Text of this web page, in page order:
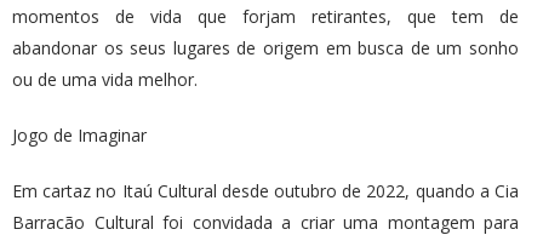
momentos de vida que forjam retirantes, que tem de
abandonar os seus lugares de origem em busca de um sonho
ou de uma vida melhor.
Jogo de Imaginar
Em cartaz no Itaú Cultural desde outubro de 2022, quando a Cia
Barracão Cultural foi convidada a criar uma montagem para